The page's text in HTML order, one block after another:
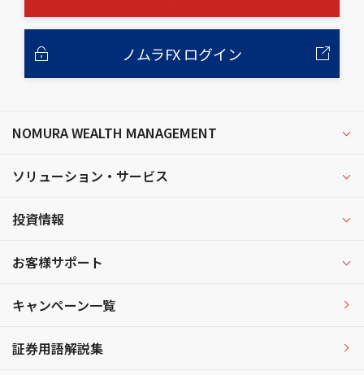
ノムラFX ログイン
NOMURA WEALTH MANAGEMENT
ソリューション・サービス
投資情報
お客様サポート
キャンペーン一覧
証券用語解説集